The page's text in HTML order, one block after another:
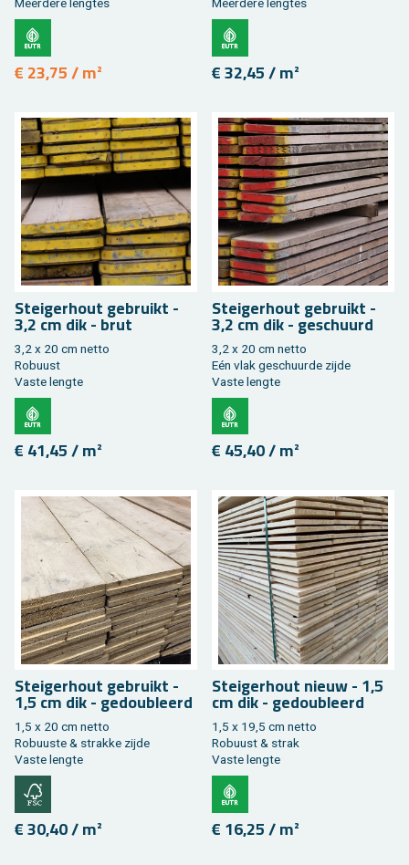
Meer­de­re leng­tes
€ 23,75 / m²
Meer­de­re leng­tes
€ 32,45 / m²
Stei­ger­hout ge­bruikt -
3,2 cm dik - brut
3,2 x 20 cm netto
Ro­buust
Vaste leng­te
€ 41,45 / m²
Stei­ger­hout ge­bruikt -
3,2 cm dik - ge­schuurd
3,2 x 20 cm netto
Eén vlak ge­schuur­de zijde
Vaste leng­te
€ 45,40 / m²
Stei­ger­hout ge­bruikt -
1,5 cm dik - ge­dou­bleerd
1,5 x 20 cm netto
Ro­buus­te & strak­ke zijde
Vaste leng­te
€ 30,40 / m²
Stei­ger­hout nieuw - 1,5
cm dik - ge­dou­bleerd
1,5 x 19,5 cm netto
Ro­buust & strak
Vaste leng­te
€ 16,25 / m²